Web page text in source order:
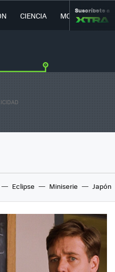
CIENCIA MOVILIDAD
Suscríbete a
Eclipse Miniserie Japón